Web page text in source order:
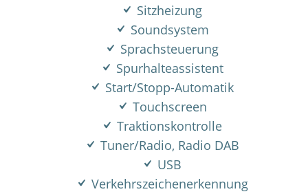
Sitzheizung
Soundsystem
Sprachsteuerung
Spurhalteassistent
Start/Stopp-Automatik
Touchscreen
Traktionskontrolle
Tuner/Radio, Radio DAB
USB
Verkehrszeichenerkennung